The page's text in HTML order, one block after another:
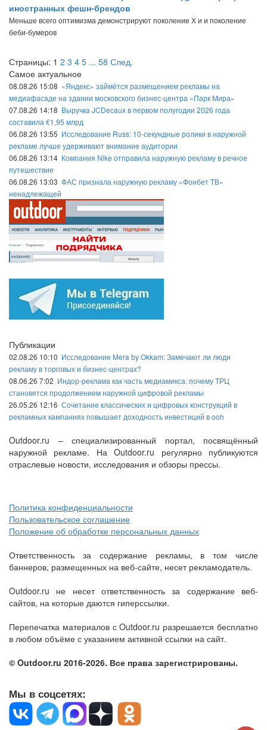
иностранных фешн-брендов
Меньше всего оптимизма демонстрируют поколение Х и и поколение
беби-бумеров
Страницы: 1 2 3 4 5 ... 58 След.
Самое актуальное
08.08.26 15:08 «Яндекс» займётся размещением рекламы на
медиафасаде на здании московского бизнес-центра «Парк Мира»
07.08.26 14:18 Выручка JCDecaux в первом полугодии 2026 года
составила €1,95 млрд
06.08.26 13:55 Исследование Russ: 10-секундные ролики в наружной
рекламе лучше удерживают внимание аудитории
06.08.26 13:14 Компания Nike отправила наружную рекламу в речное
путешествие
06.08.26 13:03 ФАС признала наружную рекламу «Фонбет ТВ»
ненадлежащей
Публикации
02.08.26 10:10 Исследование Mera by Okkam: Замечают ли люди
рекламу в торговых и бизнес-центрах?
08.06.26 7:02 Индор-реклама как часть медиамикса: почему ТРЦ
становятся продолжением наружной цифровой рекламы
26.05.26 12:16 Сочетание классических и цифровых конструкций в
рекламных кампаниях повышает доходность инвестиций в ooh
Outdoor.ru – специализированный портал, посвящённый
наружной рекламе. На Outdoor.ru регулярно публикуются
отраслевые новости, исследования и обзоры прессы.
Политика конфиденциальности
Пользовательское соглашение
Положение об обработке персональных данных
Ответственность за содержание рекламы, в том числе
баннеров, размещенных на веб-сайте, несет рекламодатель.
Outdoor.ru не несет ответственность за содержание веб-
сайтов, на которые даются гиперссылки.
Перепечатка материалов с Outdoor.ru разрешается бесплатно
в любом объёме с указанием активной ссылки на сайт.
© Outdoor.ru 2016-2026. Все права зарегистрированы.
Мы в соцсетях: